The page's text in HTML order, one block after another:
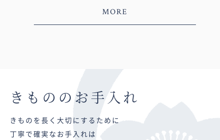
MORE
きものの お手入れ
きものを長く大切にするために
丁寧で確実なお手入れは